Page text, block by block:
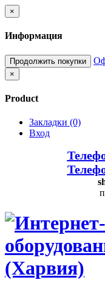
×
Информация
Продолжить покупки
×
Product
Закладки (0)
Вход